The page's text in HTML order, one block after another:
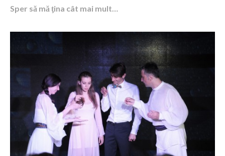
Sper să mă ţina cât mai mult…